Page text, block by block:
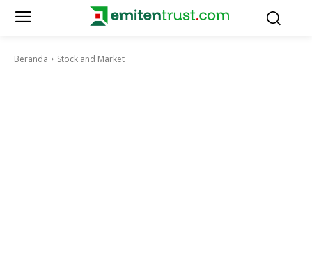
Beranda Stock and Market